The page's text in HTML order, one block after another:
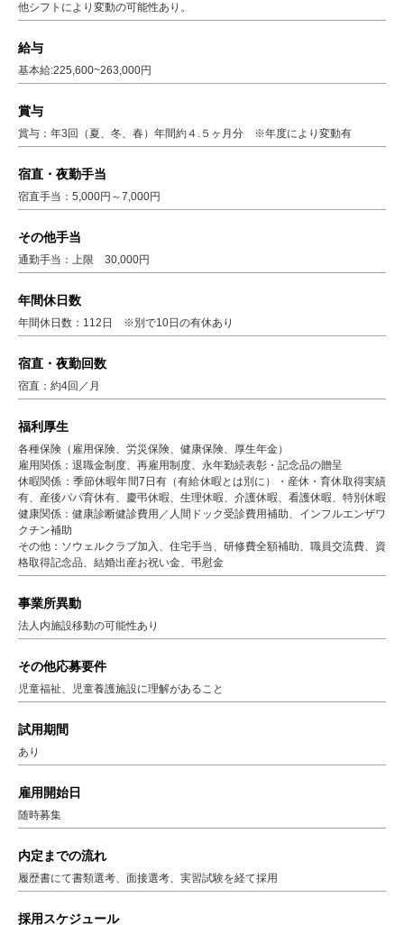
他シフトにより変動の可能性あり。
給与
基本給:225,600~263,000円
賞与
賞与：年3回（夏、冬、春）年間約４.５ヶ月分 ※年度により変動有
宿直・夜勤手当
宿直手当：5,000円～7,000円
その他手当
通勤手当：上限 30,000円
年間休日数
年間休日数：112日 ※別で10日の有休あり
宿直・夜勤回数
宿直：約4回／月
福利厚生
各種保険（雇用保険、労災保険、健康保険、厚生年金）
雇用関係：退職金制度、再雇用制度、永年勤続表彰・記念品の贈呈
休暇関係：季節休暇年間7日有（有給休暇とは別に）・産休・育休取得実績
有、産後パパ育休有、慶弔休暇、生理休暇、介護休暇、看護休暇、特別休暇
健康関係：健康診断健診費用／人間ドック受診費用補助、インフルエンザワ
クチン補助
その他：ソウェルクラブ加入、住宅手当、研修費全額補助、職員交流費、資
格取得記念品、結婚出産お祝い金、弔慰金
事業所異動
法人内施設移動の可能性あり
その他応募要件
児童福祉、児童養護施設に理解があること
試用期間
あり
雇用開始日
随時募集
内定までの流れ
履歴書にて書類選考、面接選考、実習試験を経て採用
採用スケジュール